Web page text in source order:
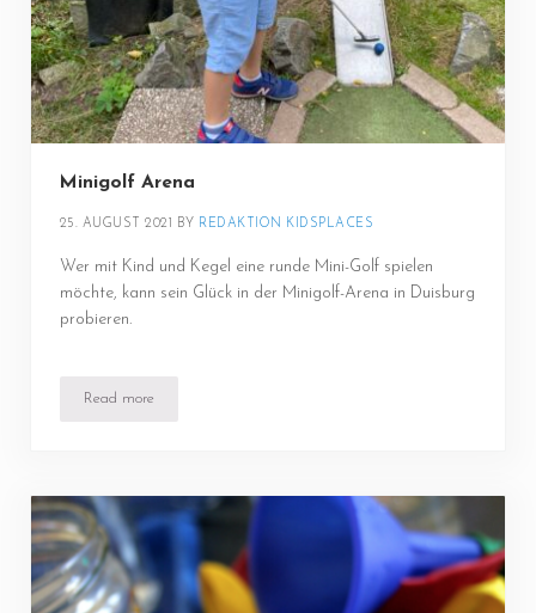
Minigolf Arena
25. AUGUST 2021 BY REDAKTION KIDSPLACES
Wer mit Kind und Kegel eine runde Mini-Golf spielen
möchte, kann sein Glück in der Minigolf-Arena in Duisburg
probieren.
Read moreMinigolf Arena